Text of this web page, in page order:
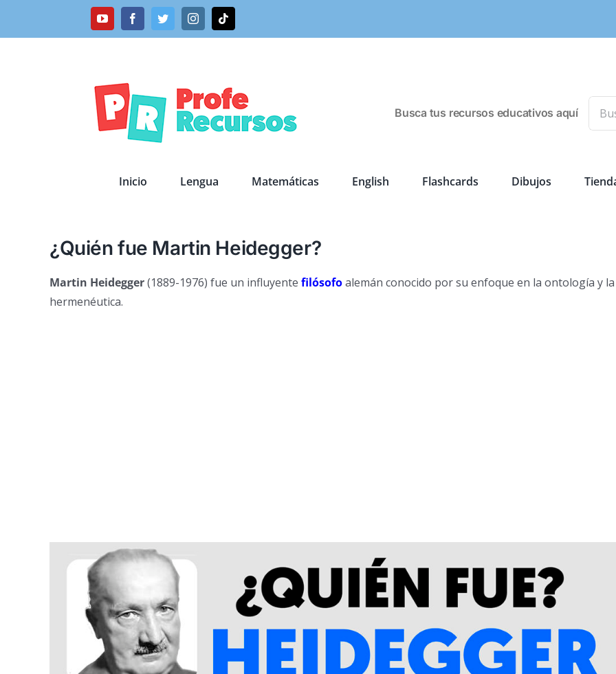
YouTubeFacebookTwitterInstagramTiktok
Busca tus recursos educativos aquí
Inicio Lengua Matemáticas English Flashcards Dibujos
¿Quién fue Martin Heidegger?
Martin Heidegger(1889-1976) fue un influyente filósofoalemán conocido por su enfoque en la ontología y la
hermenéutica.